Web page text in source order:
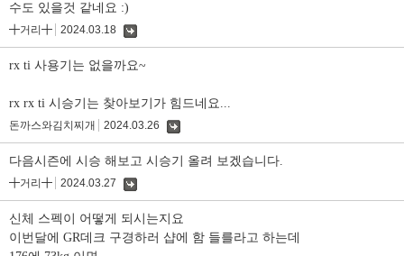
수도 있을것 같네요 :)
╋거리╋ 2024.03.18
rx ti 사용기는 없을까요~
rx rx ti 시승기는 찾아보기가 힘드네요...
돈까스와김치찌개 2024.03.26
다음시즌에 시승 해보고 시승기 올려 보겠습니다.
╋거리╋ 2024.03.27
신체 스펙이 어떻게 되시는지요
이번달에 GR데크 구경하러 샵에 함 들를라고 하는데